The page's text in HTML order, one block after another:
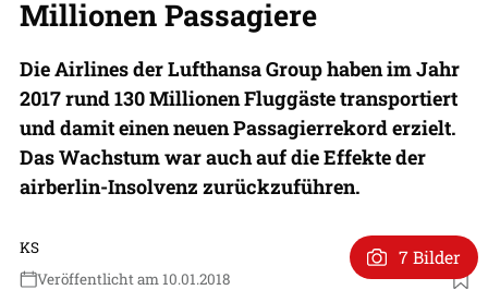
Millionen Passagiere
Die Airlines der Lufthansa Group haben im Jahr
2017 rund 130 Millionen Fluggäste transportiert
und damit einen neuen Passagierrekord erzielt.
Das Wachstum war auch auf die Effekte der
airberlin-Insolvenz zurückzuführen.
KS
Veröffentlicht am 10.01.2018
7 Bilder